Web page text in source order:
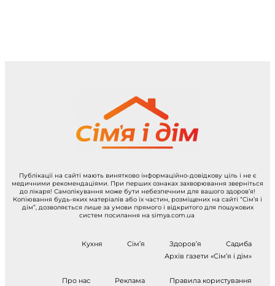
Публікації на сайті мають винятково інформаційно-довідкову ціль і не є
медичними рекомендаціями. При перших ознаках захворювання зверніться
до лікаря! Самолікування може бути небезпечним для вашого здоров’я!
Копіювання будь-яких матеріалів або їх частин, розміщених на сайті “Сім’я і
дім”, дозволяється лише за умови прямого і відкритого для пошукових
систем посилання на simya.com.ua
Кухня Сім’я Здоров’я
Садиба
Архів газети «Сім’я і дім»
Про нас Реклама Правила користування